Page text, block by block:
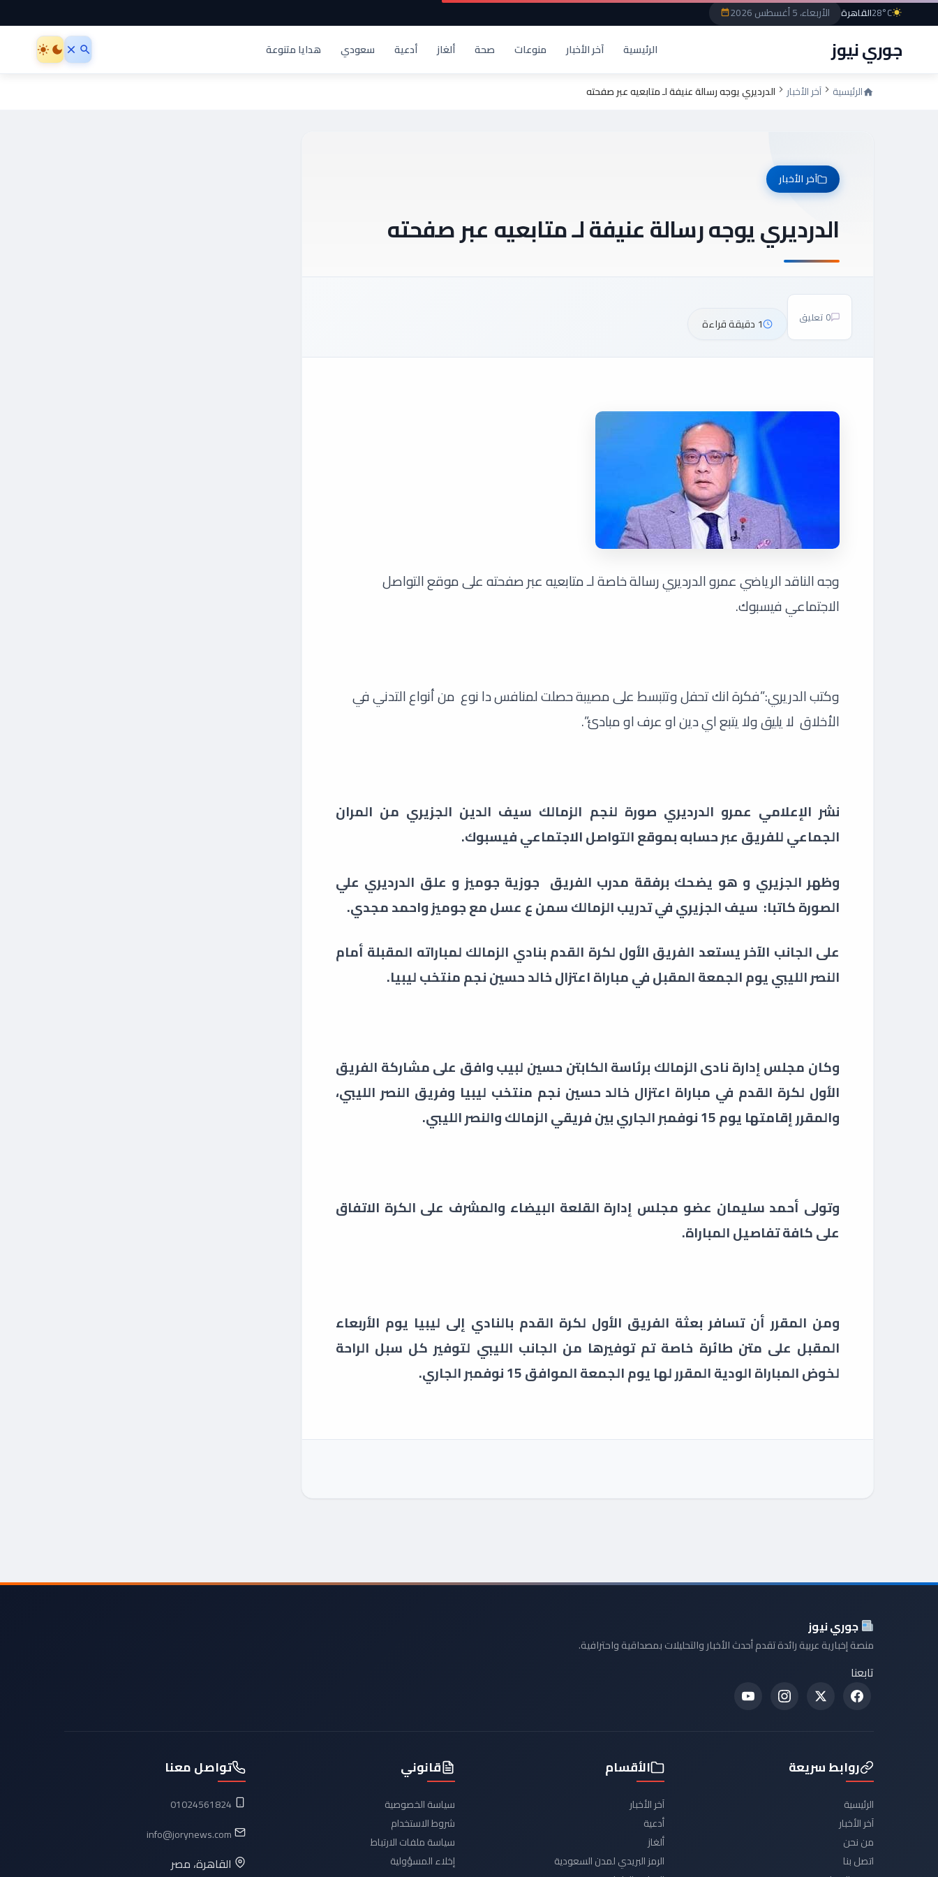
الأربعاء، 5 أغسطس 2026 28°Cالقاهرة
جوري نيوز الرئيسية آخر الأخبار منوعات صحة ألغاز أدعية سعودي هدايا متنوعة
الرئيسية آخر الأخبار الدرديري يوجه رسالة عنيفة لـ متابعيه عبر صفحته
آخر الأخبار
الدرديري يوجه رسالة عنيفة لـ متابعيه عبر صفحته
0 تعليق 1 دقيقة قراءة
وجه الناقد الرياضي عمرو الدرديري رسالة خاصة لـ متابعيه عبر صفحته على موقع التواصل
الاجتماعي فيسبوك.
وكتب الدريري:”فكرة انك تحفل وتتبسط على مصيبة حصلت لمنافس دا نوع من أنواع التدني في
الأخلاق لا يليق ولا يتبع اي دين او عرف او مبادئ”.
نشر الإعلامي عمرو الدرديري صورة لنجم الزمالك سيف الدين الجزيري من المران
الجماعي للفريق عبر حسابه بموقع التواصل الاجتماعي فيسبوك.
وظهر الجزيري و هو يضحك برفقة مدرب الفريق جوزية جوميز و علق الدرديري علي
الصورة كاتبا: سيف الجزيري في تدريب الزمالك سمن ع عسل مع جوميز واحمد مجدي.
على الجانب الآخر يستعد الفريق الأول لكرة القدم بنادي الزمالك لمباراته المقبلة أمام
النصر الليبي يوم الجمعة المقبل في مباراة اعتزال خالد حسين نجم منتخب ليبيا.
وكان مجلس إدارة نادى الزمالك برئاسة الكابتن حسين لبيب وافق على مشاركة الفريق
الأول لكرة القدم في مباراة اعتزال خالد حسين نجم منتخب ليبيا وفريق النصر الليبي،
والمقرر إقامتها يوم 15 نوفمبر الجاري بين فريقي الزمالك والنصر الليبي.
وتولى أحمد سليمان عضو مجلس إدارة القلعة البيضاء والمشرف على الكرة الاتفاق
على كافة تفاصيل المباراة.
ومن المقرر أن تسافر بعثة الفريق الأول لكرة القدم بالنادي إلى ليبيا يوم الأربعاء
المقبل على متن طائرة خاصة تم توفيرها من الجانب الليبي لتوفير كل سبل الراحة
لخوض المباراة الودية المقرر لها يوم الجمعة الموافق 15 نوفمبر الجاري.
جوري نيوز
منصة إخبارية عربية رائدة تقدم أحدث الأخبار والتحليلات بمصداقية واحترافية.
تابعنا
روابط سريعة
الرئيسية
آخر الأخبار
من نحن
اتصل بنا
الأقسام
آخر الأخبار
أدعية
ألغاز
الرمز البريدي لمدن السعودية
قانوني
سياسة الخصوصية
شروط الاستخدام
سياسة ملفات الارتباط
إخلاء المسؤولية
تواصل معنا
01024561824
info@jorynews.com
القاهرة، مصر